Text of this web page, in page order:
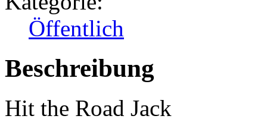
Öffentlich
Beschreibung
Hit the Road Jack